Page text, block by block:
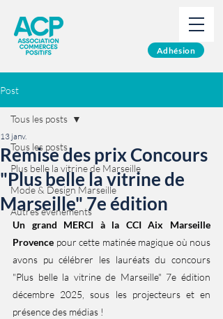
Adhésion
Post
Tous les posts
Plus belle la vitrine de Marseille
Mode & Design Marseille
Autres événements
Tous les posts
Remise des prix Concours
"Plus belle la vitrine de
Marseille" 7e édition
13 janv.
Un grand MERCI à la CCI Aix Marseille
Provence pour cette matinée magique où nous
avons pu célébrer les lauréats du concours
"Plus belle la vitrine de Marseille" 7e édition
décembre 2025, sous les projecteurs et en
présence des médias !